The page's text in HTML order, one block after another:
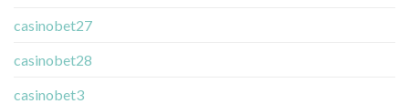
casinobet27
casinobet28
casinobet3